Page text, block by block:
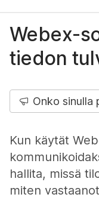
Webex-
tiedon
Onko sinulla
Kun käytät
hallita, missä
miten